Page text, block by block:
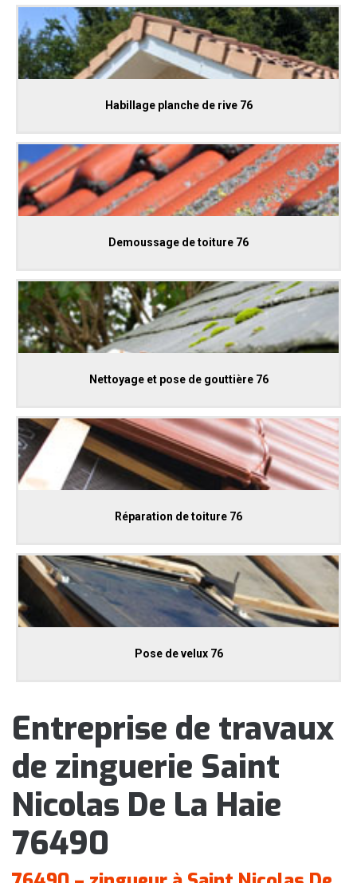
Habillage planche de rive 76
Demoussage de toiture 76
Nettoyage et pose de gouttière 76
Réparation de toiture 76
Pose de velux 76
Entreprise de travaux
de zinguerie Saint
Nicolas De La Haie
76490